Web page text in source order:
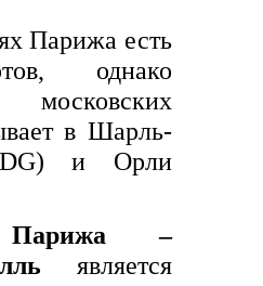
Парижа есть
однако
московских
в Шарль-
и Орли
Парижа –
является